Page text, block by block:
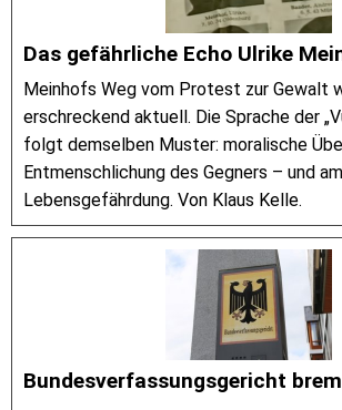
Das gefährliche Echo Ulrike
Meinhofs Weg vom Protest zur Gewalt
erschreckend aktuell. Die Sprache der
folgt demselben Muster: moralische
Entmenschlichung des Gegners – und
Lebensgefährdung. Von Klaus Kelle.
Bundesverfassungsgericht